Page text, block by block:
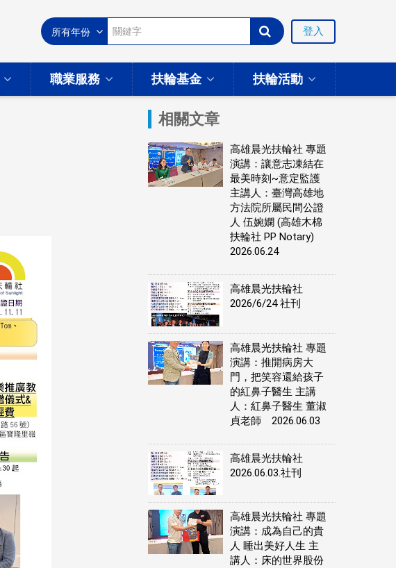
登入
職業服務 扶輪基金 扶輪活動
相關文章
高雄晨光扶輪社 專題
演講：讓意志凍結在
最美時刻~意定監護
主講人：臺灣高雄地
方法院所屬民間公證
人 伍婉嫻 (高雄木棉
扶輪社 PP Notary)
2026.06.24
高雄晨光扶輪社
2026/6/24 社刊
高雄晨光扶輪社 專題
演講：推開病房大
門，把笑容還給孩子
的紅鼻子醫生 主講
人：紅鼻子醫生 董淑
貞老師 2026.06.03
高雄晨光扶輪社
2026.06.03.社刊
高雄晨光扶輪社 專題
演講：成為自己的貴
人 睡出美好人生 主
講人：床的世界股份